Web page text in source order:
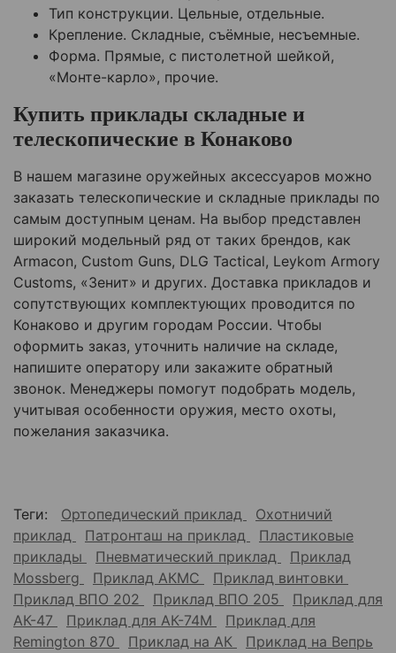
Тип конструкции. Цельные, отдельные.
Крепление. Складные, съёмные, несъемные.
Форма. Прямые, с пистолетной шейкой,
«Монте-карло», прочие.
Купить приклады складные и
телескопические в Конаково
В нашем магазине оружейных аксессуаров можно
заказать телескопические и складные приклады по
самым доступным ценам. На выбор представлен
широкий модельный ряд от таких брендов, как
Armacon, Custom Guns, DLG Tactical, Leykom Armory
Customs, «Зенит» и других. Доставка прикладов и
сопутствующих комплектующих проводится по
Конаково и другим городам России. Чтобы
оформить заказ, уточнить наличие на складе,
напишите оператору или закажите обратный
звонок. Менеджеры помогут подобрать модель,
учитывая особенности оружия, место охоты,
пожелания заказчика.
Теги: Ортопедический приклад
Охотничий
приклад
Патронташ на приклад
Пластиковые
приклады
Пневматический приклад
Приклад
Mossberg
Приклад АКМС
Приклад винтовки
Приклад ВПО 202
Приклад ВПО 205
Приклад для
АК-47
Приклад для АК-74М
Приклад для
Remington 870
Приклад на АК
Приклад на Вепрь